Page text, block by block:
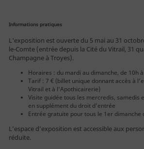
Famille
Public empêché
Enseignant
Centre de loisirs
Groupe - TO
Professionnel
Informations pratiques
L'exposition est ouverte du 5 mai au 31
le-Comte (entrée depuis la Cité du Vitrail, 31
Champagne à Troyes).
Horaires : du mardi au dimanche, de 10h
Tarif : 7 € (billet unique donnant accès à
Vitrail et à l’Apothicairerie)
Visite guidée tous les mercredis, samedis
en supplément du droit d’entrée
Entrée gratuite pour tous le 1er dimanche
L’espace d’exposition est accessible aux
réduite.